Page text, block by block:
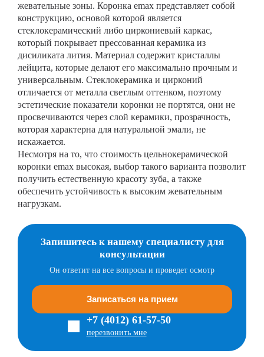
жевательные зоны. Коронка emax представляет собой
конструкцию, основой которой является
стеклокерамический либо циркониевый каркас,
который покрывает прессованная керамика из
дисиликата лития. Материал содержит кристаллы
лейцита, которые делают его максимально прочным и
универсальным. Стеклокерамика и цирконий
отличается от металла светлым оттенком, поэтому
эстетические показатели коронки не портятся, они не
просвечиваются через слой керамики, прозрачность,
которая характерна для натуральной эмали, не
искажается.
Несмотря на то, что стоимость цельнокерамической
коронки emax высокая, выбор такого варианта позволит
получить естественную красоту зуба, а также
обеспечить устойчивость к высоким жевательным
нагрузкам.
Запишитесь к нашему специалисту для
консультации
Он ответит на все вопросы и проведет осмотр
Записаться на прием
+7 (4012) 61-57-50
перезвонить мне